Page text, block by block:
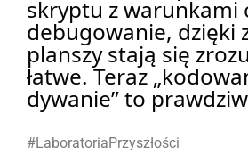
skryptu z warunkami
debugowanie, dzięki
planszy stają się
łatwe. Teraz
dywanie” to
#LaboratoriaPrzyszłości